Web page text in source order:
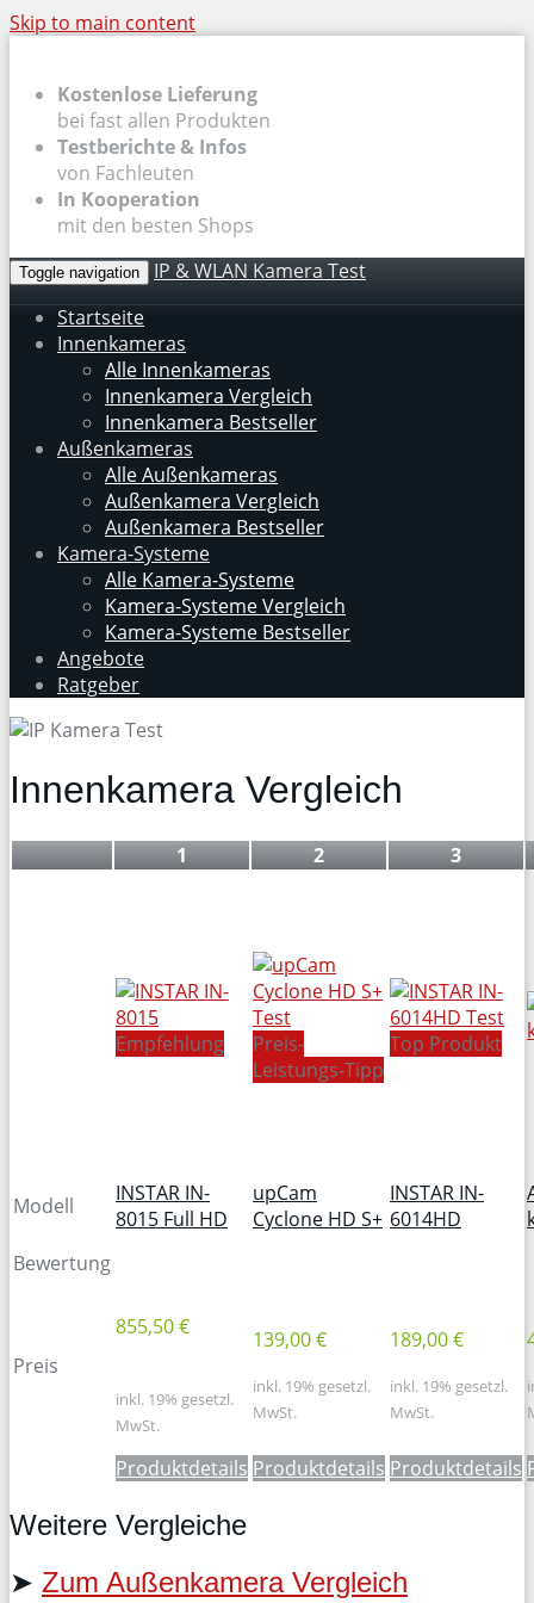
Skip to main content
Kostenlose Lieferung
bei fast allen Produkten
Testberichte & Infos
von Fachleuten
In Kooperation
mit den besten Shops
Toggle navigation
IP & WLAN Kamera Test
Startseite
Innenkameras
Alle Innenkameras
Innenkamera Vergleich
Innenkamera Bestseller
Außenkameras
Alle Außenkameras
Außenkamera Vergleich
Außenkamera Bestseller
Kamera-Systeme
Alle Kamera-Systeme
Kamera-Systeme Vergleich
Kamera-Systeme Bestseller
Angebote
Ratgeber
Innenkamera Vergleich
1 2 3
Empfehlung
Preis-
Leistungs-Tipp
Top Produkt
Modell
INSTAR IN-
8015 Full HD
upCam
Cyclone HD S+
INSTAR IN-
6014HD
Bewertung
Preis
855,50 €
inkl. 19% gesetzl.
MwSt.
139,00 €
inkl. 19% gesetzl.
MwSt.
189,00 €
inkl. 19% gesetzl.
MwSt.
Produktdetails Produktdetails Produktdetails
Weitere Vergleiche
➤ Zum Außenkamera Vergleich